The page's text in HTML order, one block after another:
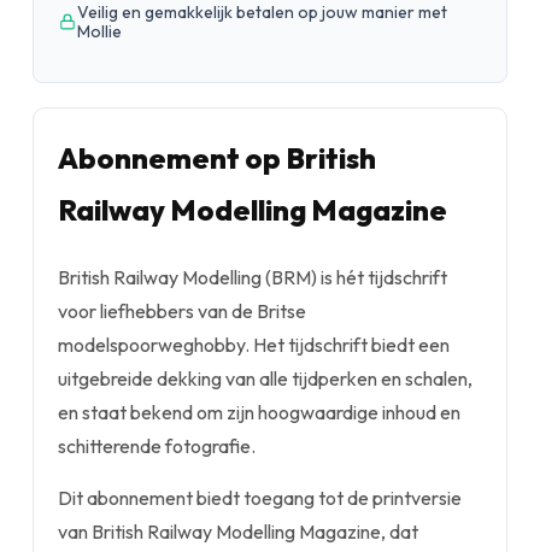
Veilig en gemakkelijk betalen op jouw manier met
Mollie
Abonnement op British
Railway Modelling Magazine
British Railway Modelling (BRM) is hét tijdschrift
voor liefhebbers van de Britse
modelspoorweghobby. Het tijdschrift biedt een
uitgebreide dekking van alle tijdperken en schalen,
en staat bekend om zijn hoogwaardige inhoud en
schitterende fotografie.
Dit abonnement biedt toegang tot de printversie
van British Railway Modelling Magazine, dat